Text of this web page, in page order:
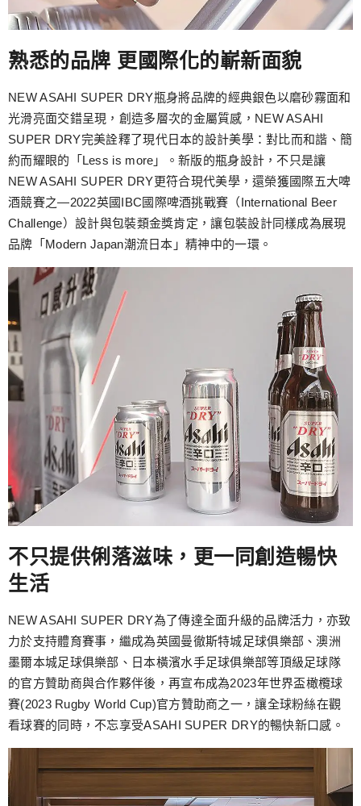
熟悉的品牌 更國際化的嶄新面貌
NEW ASAHI SUPER DRY瓶身將品牌的經典銀色以磨砂霧面和
光滑亮面交錯呈現，創造多層次的金屬質感，NEW ASAHI
SUPER DRY完美詮釋了現代日本的設計美學：對比而和諧、簡
約而耀眼的「Less is more」。新版的瓶身設計，不只是讓
NEW ASAHI SUPER DRY更符合現代美學，還榮獲國際五大啤
酒競賽之—2022英國IBC國際啤酒挑戰賽（International Beer
Challenge）設計與包裝類金獎肯定，讓包裝設計同樣成為展現
品牌「Modern Japan潮流日本」精神中的一環。
不只提供俐落滋味，更一同創造暢快
生活
NEW ASAHI SUPER DRY為了傳達全面升級的品牌活力，亦致
力於支持體育賽事，繼成為英國曼徹斯特城足球俱樂部、澳洲
墨爾本城足球俱樂部、日本橫濱水手足球俱樂部等頂級足球隊
的官方贊助商與合作夥伴後，再宣布成為2023年世界盃橄欖球
賽(2023 Rugby World Cup)官方贊助商之一，讓全球粉絲在觀
看球賽的同時，不忘享受ASAHI SUPER DRY的暢快新口感。